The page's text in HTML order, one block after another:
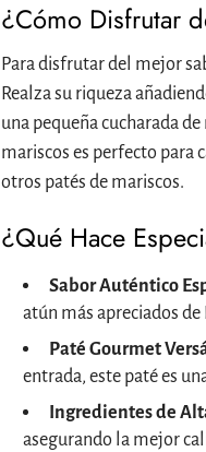
¿Cómo Disfrutar
Para disfrutar del mejor
Realza su riqueza
una pequeña cucharada
mariscos es perfecto para
otros patés de mariscos.
¿Qué Hace
Sabor Auténtico
atún más apreciados
Paté Gourmet
entrada, este paté es
Ingredientes de
asegurando la mejor